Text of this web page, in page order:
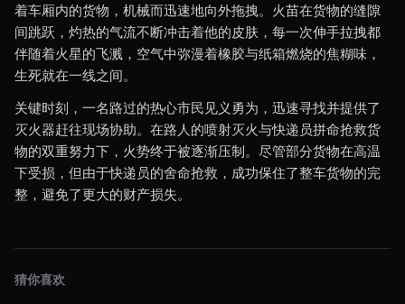
着车厢内的货物，机械而迅速地向外拖拽。火苗在货物的缝隙
间跳跃，灼热的气流不断冲击着他的皮肤，每一次伸手拉拽都
伴随着火星的飞溅，空气中弥漫着橡胶与纸箱燃烧的焦糊味，
生死就在一线之间。
关键时刻，一名路过的热心市民见义勇为，迅速寻找并提供了
灭火器赶往现场协助。在路人的喷射灭火与快递员拼命抢救货
物的双重努力下，火势终于被逐渐压制。尽管部分货物在高温
下受损，但由于快递员的舍命抢救，成功保住了整车货物的完
整，避免了更大的财产损失。
猜你喜欢